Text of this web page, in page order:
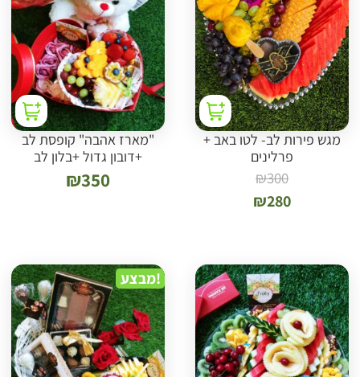
מגש פירות לב- לטו באב +
פרלינים
₪300
₪280
"מארז אהבה" קופסת לב
+דובון גדול +בלון לב
₪350